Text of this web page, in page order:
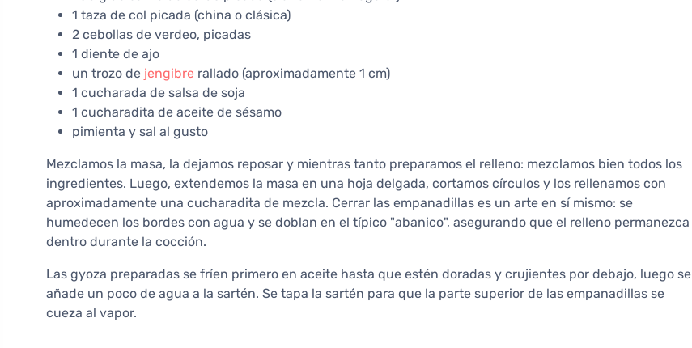
1 taza de col picada (china o clásica)
2 cebollas de verdeo, picadas
1 diente de ajo
un trozo de jengibre rallado (aproximadamente 1 cm)
1 cucharada de salsa de soja
1 cucharadita de aceite de sésamo
pimienta y sal al gusto
Mezclamos la masa, la dejamos reposar y mientras tanto preparamos el relleno: mezclamos bien todos los
ingredientes. Luego, extendemos la masa en una hoja delgada, cortamos círculos y los rellenamos con
aproximadamente una cucharadita de mezcla. Cerrar las empanadillas es un arte en sí mismo: se
humedecen los bordes con agua y se doblan en el típico "abanico", asegurando que el relleno permanezca
dentro durante la cocción.
Las gyoza preparadas se fríen primero en aceite hasta que estén doradas y crujientes por debajo, luego se
añade un poco de agua a la sartén. Se tapa la sartén para que la parte superior de las empanadillas se
cueza al vapor.